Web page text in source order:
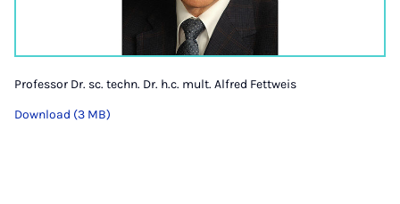
Professor Dr. sc. techn. Dr. h.c. mult. Alfred Fettweis
Download (3 MB)